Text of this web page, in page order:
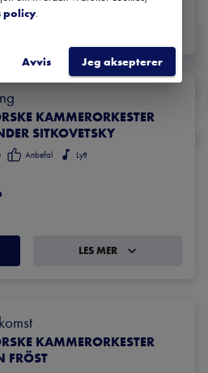
KAMMERORKESTER
SITKOVETSKY
Anbefal Lytt
LES MER
KAMMERORKESTER
FRÖST
policy.
Avvis Jeg aksepterer